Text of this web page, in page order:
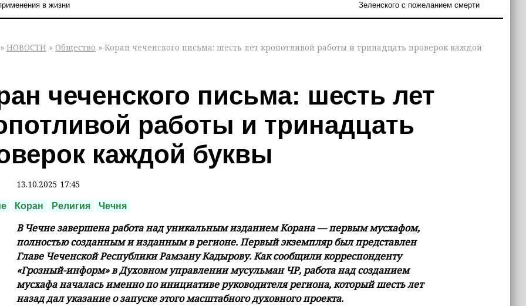
в жизни
Зеленского с пожеланием смерти
» НОВОСТИ » Общество » Коран чеченского письма: шесть лет кропотливой работы и тринадцать проверок каждой
чеченского письма: шесть лет
работы и тринадцать
каждой буквы
13.10.2025 17:45
Коран Религия Чечня
В Чечне завершена работа над уникальным изданием Корана — первым мусхафом,
полностью созданным и изданным в регионе. Первый экземпляр был представлен
Главе Чеченской Республики Рамзану Кадырову. Как сообщили корреспонденту
«Грозный-информ» в Духовном управлении мусульман ЧР, работа над созданием
мусхафа началась именно по инициативе руководителя региона, который шесть лет
назад дал указание о запуске этого масштабного духовного проекта.